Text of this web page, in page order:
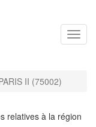
II (75002)
relatives à la région